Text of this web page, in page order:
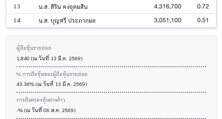
13 น.ส. สิริน คงอุดมสิน 4,316,700 0.72
14 น.ส. บุญศรี ประภากมล 3,051,100 0.51
ผู้ถือหุ้นรายย่อย
1,840 (ณ วันที่ 13 มี.ค. 2569)
% การถือหุ้นของผู้ถือหุ้นรายย่อย
43.36% (ณ วันที่ 13 มี.ค. 2569)
การถือครองหุ้นต่างด้าว
-% (ณ วันที่ 06 ส.ค. 2569)